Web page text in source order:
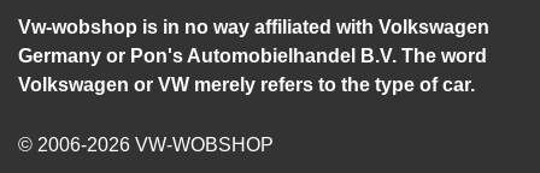
Vw-wobshop is in no way affiliated with Volkswagen
Germany or Pon's Automobielhandel B.V. The word
Volkswagen or VW merely refers to the type of car.
© 2006-2026 VW-WOBSHOP